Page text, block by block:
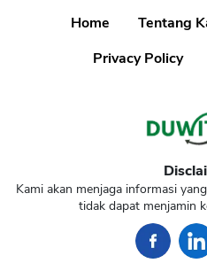
Home Tentang
Privacy Policy
Kami akan menjaga informasi
tidak dapat menjamin